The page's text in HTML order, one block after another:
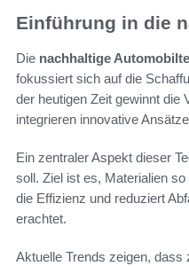
Einführung in die
Die nachhaltige
fokussiert sich auf die
der heutigen Zeit gewinnt die
integrieren innovative
Ein zentraler Aspekt dieser
soll. Ziel ist es, Materialien
die Effizienz und reduziert
erachtet.
Aktuelle Trends zeigen,